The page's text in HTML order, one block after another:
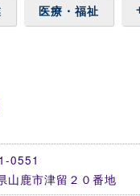
医療・福祉
0551
山鹿市津留２０番地